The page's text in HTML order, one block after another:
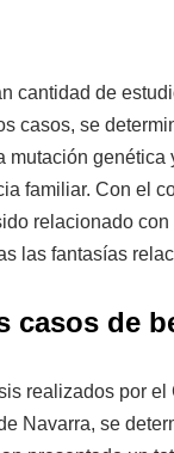
cantidad de
casos, se
mutación genética
familiar. Con el
relacionado con
las fantasías
casos de
realizados por el
Navarra, se